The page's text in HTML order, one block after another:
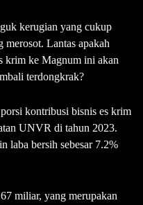
kerugian yang cukup
merosot. Lantas apakah
krim ke Magnum ini akan
terdongkrak?
kontribusi bisnis es krim
UNVR di tahun 2023.
laba bersih sebesar 7.2%
miliar, yang merupakan